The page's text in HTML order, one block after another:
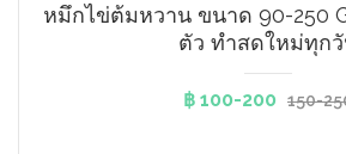
หมึกไข่ต้มหวาน ขนาด 90-250
ตัว ทำสดใหม่ทุก
฿ 100-200 150-